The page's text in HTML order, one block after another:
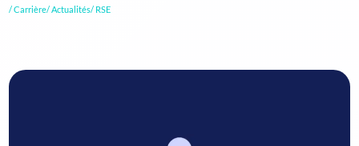
Carrière Actualités RSE